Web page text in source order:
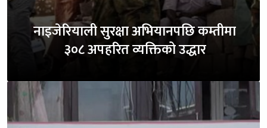
नाइजेरियाली सुरक्षा अभियानपछि कम्तीमा
३०८ अपहरित व्यक्तिको उद्धार